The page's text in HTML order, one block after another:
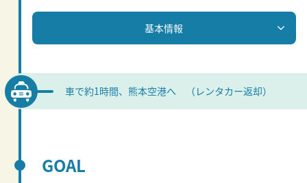
基本情報
車で約1時間、熊本空港へ （レンタカー返却）
GOAL